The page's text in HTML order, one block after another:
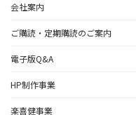
会社案内
ご購読・定期購読のご案内
電子版Q&A
HP制作事業
楽喜健事業